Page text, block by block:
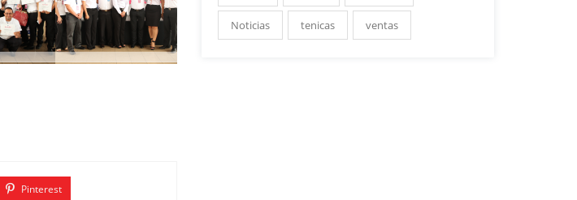
Pinterest
Noticias tenicas ventas